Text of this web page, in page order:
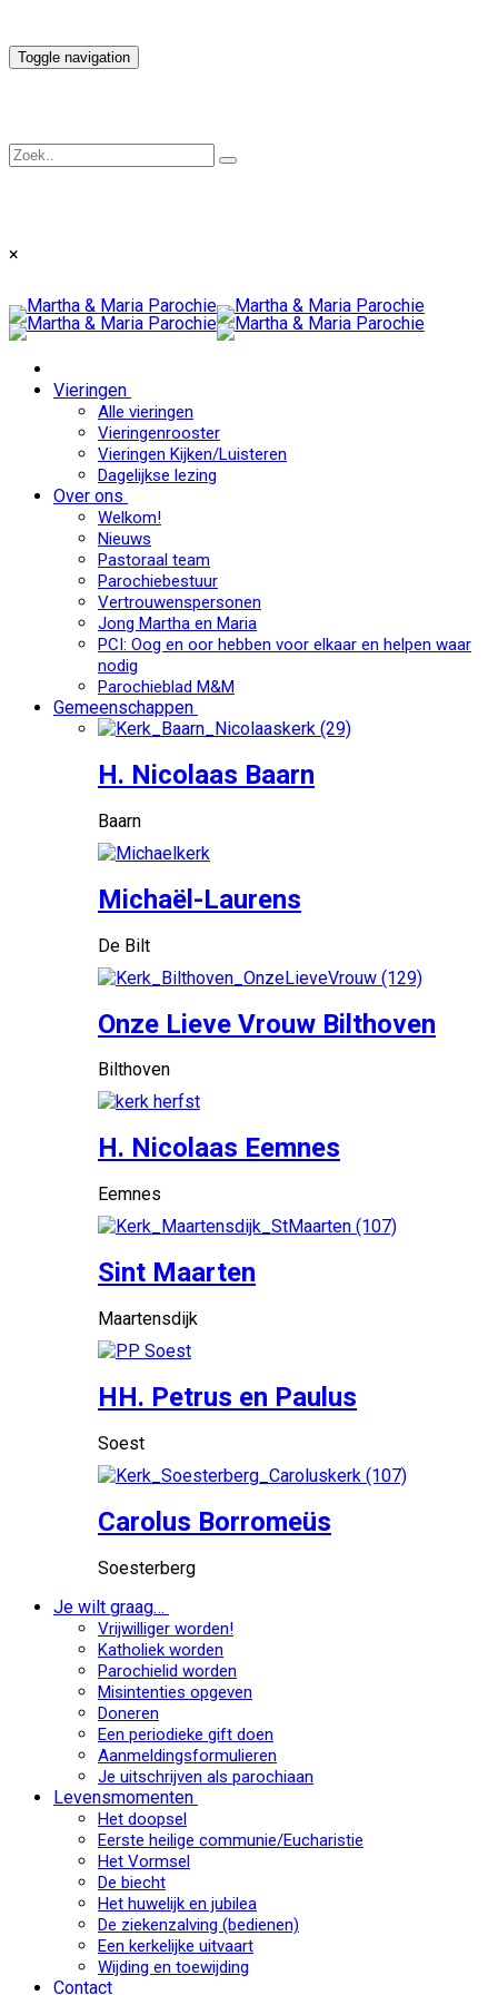
Toggle navigation
×
Vieringen
Alle vieringen
Vieringenrooster
Vieringen Kijken/Luisteren
Dagelijkse lezing
Over ons
Welkom!
Nieuws
Pastoraal team
Parochiebestuur
Vertrouwenspersonen
Jong Martha en Maria
PCI: Oog en oor hebben voor elkaar en helpen waar
nodig
Parochieblad M&M
Gemeenschappen
H. Nicolaas Baarn
Baarn
Michaël-Laurens
De Bilt
Onze Lieve Vrouw Bilthoven
Bilthoven
H. Nicolaas Eemnes
Eemnes
Sint Maarten
Maartensdijk
HH. Petrus en Paulus
Soest
Carolus Borromeüs
Soesterberg
Je wilt graag…
Vrijwilliger worden!
Katholiek worden
Parochielid worden
Misintenties opgeven
Doneren
Een periodieke gift doen
Aanmeldingsformulieren
Je uitschrijven als parochiaan
Levensmomenten
Het doopsel
Eerste heilige communie/Eucharistie
Het Vormsel
De biecht
Het huwelijk en jubilea
De ziekenzalving (bedienen)
Een kerkelijke uitvaart
Wijding en toewijding
Contact